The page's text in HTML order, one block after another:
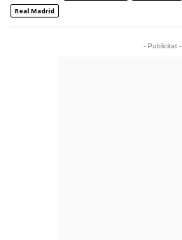
Real Madrid
- Publicitat -